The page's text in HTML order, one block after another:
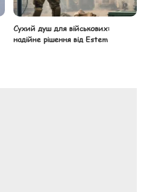
Сухий душ для військових:
надійне рішення від Estem